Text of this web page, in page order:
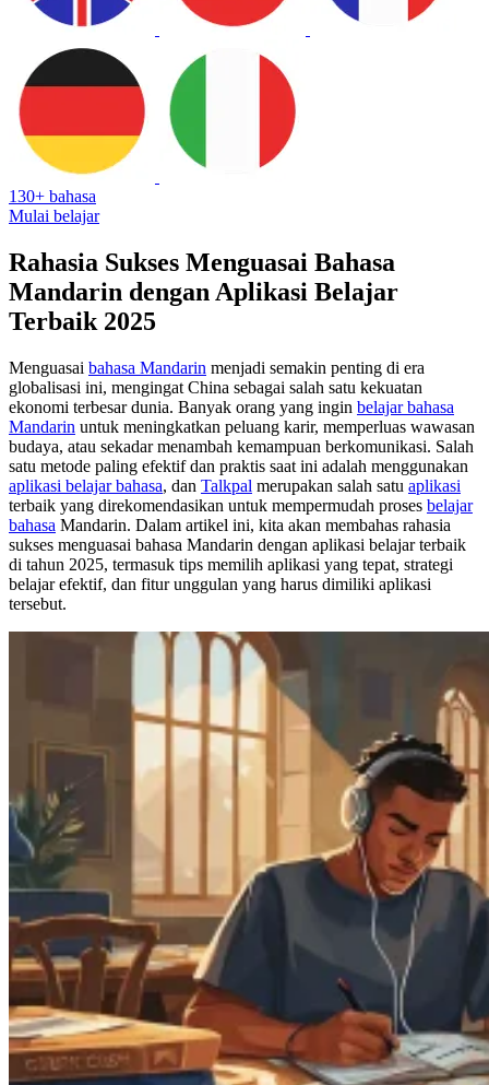
130+ bahasa
Mulai belajar
Rahasia Sukses Menguasai Bahasa
Mandarin dengan Aplikasi Belajar
Terbaik 2025
Menguasai bahasa Mandarin menjadi semakin penting di era
globalisasi ini, mengingat China sebagai salah satu kekuatan
ekonomi terbesar dunia. Banyak orang yang ingin belajar bahasa
Mandarin untuk meningkatkan peluang karir, memperluas wawasan
budaya, atau sekadar menambah kemampuan berkomunikasi. Salah
satu metode paling efektif dan praktis saat ini adalah menggunakan
aplikasi belajar bahasa, dan Talkpal merupakan salah satu aplikasi
terbaik yang direkomendasikan untuk mempermudah proses belajar
bahasa Mandarin. Dalam artikel ini, kita akan membahas rahasia
sukses menguasai bahasa Mandarin dengan aplikasi belajar terbaik
di tahun 2025, termasuk tips memilih aplikasi yang tepat, strategi
belajar efektif, dan fitur unggulan yang harus dimiliki aplikasi
tersebut.